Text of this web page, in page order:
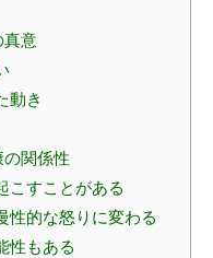
真意
動き
関係性
こすことがある
性的な怒りに変わる
性もある